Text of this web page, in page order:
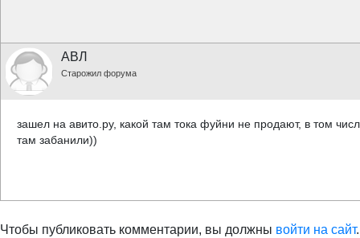
АВЛ
Старожил форума
зашел на авито.ру, какой там тока фуйни не продают, в том
там забанили))
Чтобы публиковать комментарии, вы должны войти на сайт.